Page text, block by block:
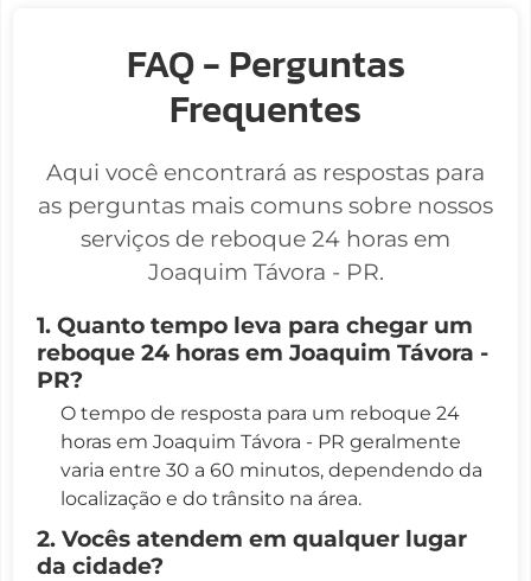
FAQ - Perguntas
Frequentes
Aqui você encontrará as respostas para
as perguntas mais comuns sobre nossos
serviços de reboque 24 horas em
Joaquim Távora - PR.
1. Quanto tempo leva para chegar um
reboque 24 horas em Joaquim Távora -
PR?
O tempo de resposta para um reboque 24
horas em Joaquim Távora - PR geralmente
varia entre 30 a 60 minutos, dependendo da
localização e do trânsito na área.
2. Vocês atendem em qualquer lugar
da cidade?